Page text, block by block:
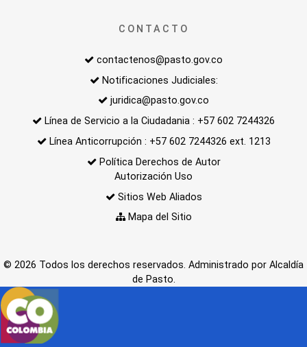
CONTACTO
contactenos@pasto.gov.co
Notificaciones Judiciales:
juridica@pasto.gov.co
Línea de Servicio a la Ciudadania : +57 602 7244326
Línea Anticorrupción : +57 602 7244326 ext. 1213
Política Derechos de Autor
Autorización Uso
Sitios Web Aliados
Mapa del Sitio
© 2026 Todos los derechos reservados. Administrado por Alcaldía
de Pasto.